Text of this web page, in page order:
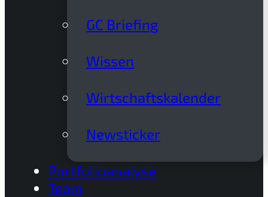
GC Briefing
Wissen
Wirtschaftskalender
Newsticker
Portfolioanalyse
Team